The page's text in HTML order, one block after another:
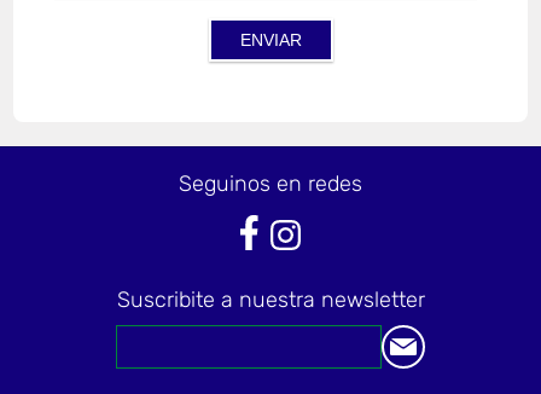
Seguinos en redes
Suscribite a nuestra newsletter